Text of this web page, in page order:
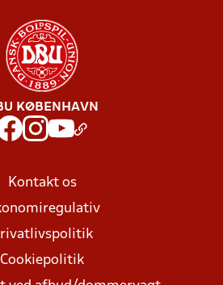
KØBENHAVN
Kontakt os
Cookiepolitik